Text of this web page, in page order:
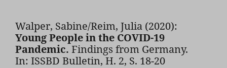
Walper, Sabine/Reim, Julia (2020):
Young People in the COVID-19
Pandemic. Findings from Germany.
In: ISSBD Bulletin, H. 2, S. 18-20